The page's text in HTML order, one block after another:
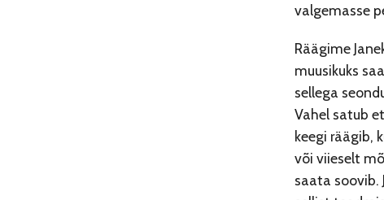
valgemasse
Räägime
muusikuks
sellega
Vahel satub
keegi räägib,
või viieselt
saata soovib.